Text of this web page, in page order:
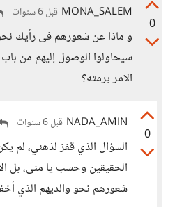
0
MONA_SALEM قبل 6 سنوات
و ماذا عن شعورهم فى رأيك
سيحاولوا الوصول إليهم من
الامر برمته؟
0
NADA_AMIN قبل 6 سنوات
السؤال الذي قفز لذهني، لم
الحقيقين وحسب يا منى، بل
شعورهم نحو والديهم الذي